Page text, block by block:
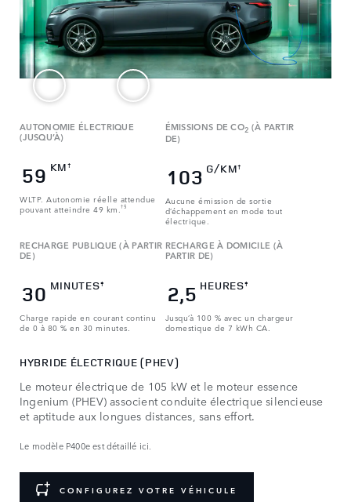
AUTONOMIE ÉLECTRIQUE
(JUSQU’À)
59 KM†
WLTP. Autonomie réelle attendue
pouvant atteindre 49 km. †§
ÉMISSIONS DE CO2 (À PARTIR
DE)
103 G/KM†
Aucune émission de sortie
d’échappement en mode tout
électrique.
RECHARGE PUBLIQUE (À PARTIR
DE)
30 MINUTES‡
Charge rapide en courant continu
de 0 à 80 % en 30 minutes.
RECHARGE À DOMICILE (À
PARTIR DE)
2,5 HEURES‡
Jusqu’à 100 % avec un chargeur
domestique de 7 kWh CA.
HYBRIDE ÉLECTRIQUE (PHEV)
Le moteur électrique de 105 kW et le moteur essence
Ingenium (PHEV) associent conduite électrique silencieuse
et aptitude aux longues distances, sans effort.
Le modèle P400e est détaillé ici.
CONFIGUREZ VOTRE VÉHICULE